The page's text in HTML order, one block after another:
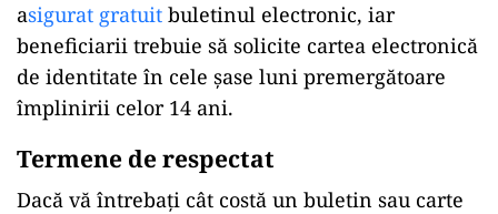
asigurat gratuit buletinul electronic, iar
beneficiarii trebuie să solicite cartea electronică
de identitate în cele şase luni premergătoare
împlinirii celor 14 ani.
Termene de respectat
Dacă vă întrebați cât costă un buletin sau carte